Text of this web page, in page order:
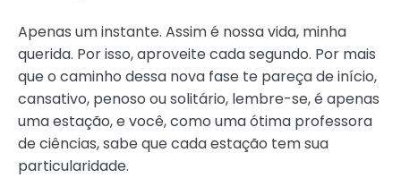
Apenas um instante. Assim é nossa vida, minha
querida. Por isso, aproveite cada segundo. Por mais
que o caminho dessa nova fase te pareça de início,
cansativo, penoso ou solitário, lembre-se, é apenas
uma estação, e você, como uma ótima professora
de ciências, sabe que cada estação tem sua
particularidade.